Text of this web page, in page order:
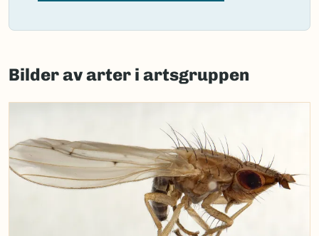
Failed
load
map.
Bilder av arter i artsgruppen